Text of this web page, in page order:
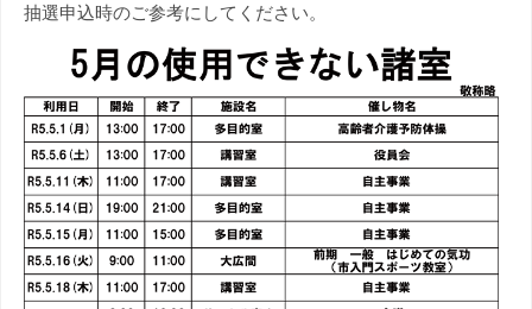
抽選申込時のご参考にしてください。